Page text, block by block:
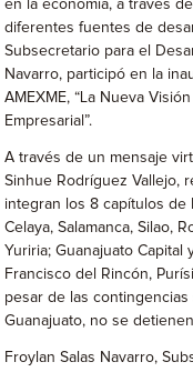
en la economía, a través
diferentes fuentes de
Subsecretario para el
Navarro, participó en la
AMEXME, “La Nueva
Empresarial”.
A través de un mensaje
Sinhue Rodríguez Vallejo,
integran los 8 capítulos de
Celaya, Salamanca, Silao,
Yuriria; Guanajuato
Francisco del Rincón,
pesar de las
Guanajuato, no se
Froylan Salas Navarro,